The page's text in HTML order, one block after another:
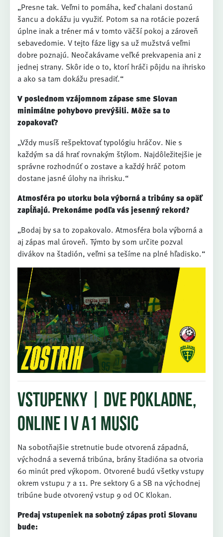
„Presne tak. Veľmi to pomáha, keď chalani dostanú
šancu a dokážu ju využiť. Potom sa na rotácie pozerá
úplne inak a tréner má v tomto väčší pokoj a zároveň
sebavedomie. V tejto fáze ligy sa už mužstvá veľmi
dobre poznajú. Neočakávame veľké prekvapenia ani z
jednej strany. Skôr ide o to, ktorí hráči pôjdu na ihrisko
a ako sa tam dokážu presadiť.“
V poslednom vzájomnom zápase sme Slovan
minimálne pohybovo prevýšili. Môže sa to
zopakovať?
„Vždy musíš rešpektovať typológiu hráčov. Nie s
každým sa dá hrať rovnakým štýlom. Najdôležitejšie je
správne rozhodnúť o zostave a každý hráč potom
dostane jasné úlohy na ihrisku.“
Atmosféra po utorku bola výborná a tribúny sa opäť
zapĺňajú. Prekonáme podľa vás jesenný rekord?
„Bodaj by sa to zopakovalo. Atmosféra bola výborná a
aj zápas mal úroveň. Týmto by som určite pozval
divákov na štadión, veľmi sa tešíme na plné hľadisko.“
Vstupenky | dve pokladne,
online i v A1 Music
Na sobotňajšie stretnutie bude otvorená západná,
východná a severná tribúna, brány štadióna sa otvoria
60 minút pred výkopom. Otvorené budú všetky vstupy
okrem vstupu 7 a 11. Pre sektory G a SB na východnej
tribúne bude otvorený vstup 9 od OC Klokan.
Predaj vstupeniek na sobotný zápas proti Slovanu
bude: